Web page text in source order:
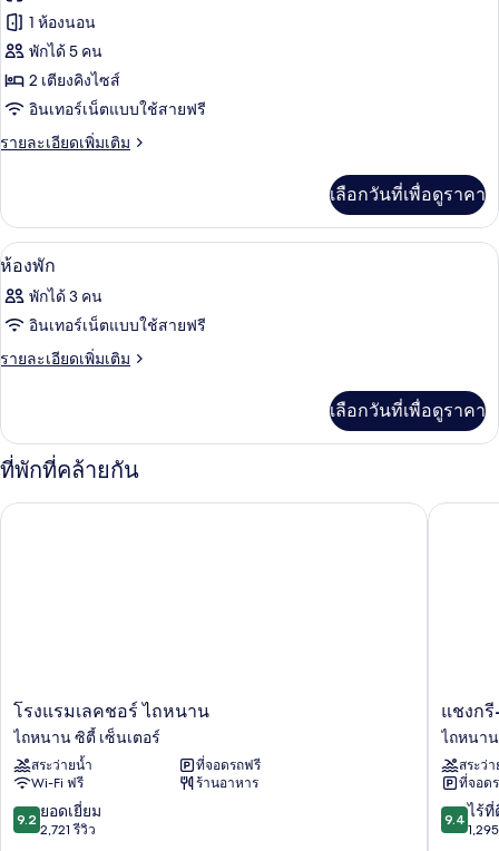
Network)
ของ
ห้อง
พัก
สำหรับ
สี่
(Cartoon
Network)
1 ห้องนอน
พักได้ 5 คน
2 เตียงคิงไซส์
อินเทอร์เน็ตแบบใช้สายฟรี
รายละเอียดเพิ่มเติม
ราย
เกี่ยว
กับ
ห้อง
สำหรับ
สี่
(Cartoon
เลือกวันที่เพื่อดูราคา
เปิด
ภาพถ่าย
ทั้งหมด
ของ
ผ้านวมขนเป็ด, ตู้นิรภัยในห้องพัก, โต๊ะ
9
ห้องพัก
พักได้ 3 คน
อินเทอร์เน็ตแบบใช้สายฟรี
รายละเอียดเพิ่มเติม
ราย
เกี่ยว
กับ
ห้อง
พัก
เลือกวันที่เพื่อดูราคา
ที่พักที่คล้ายกัน
โรง
แรม
เล
คช
อร์
ไถ
หนาน
โรงแรมเลคชอร์ ไถหนาน
ไถหนาน ซิตี้ เซ็นเตอร์
สระว่ายน้ำ
ที่จอดรถฟรี
Wi-Fi ฟรี
ร้านอาหาร
9.2
จาก
9.2 ยอดเยี่ยม
2,721 รีวิว
โรงแรมเลคชอร์ ไถหนาน
แช
งกรี-
ลา
ฟาร์
อีส
เทิร์น
ไถ
แชงก
ไถหนา
สระว่
ที่จอด
9.4
จาก
9.4 ไร้ที่
แชงกรี-